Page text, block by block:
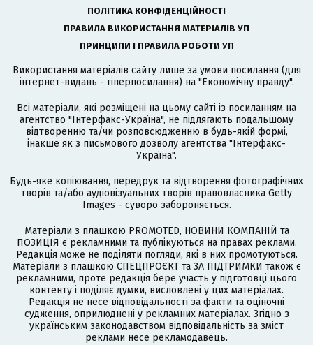
ПОЛІТИКА КОНФІДЕНЦІЙНОСТІ
ПРАВИЛА ВИКОРИСТАННЯ МАТЕРІАЛІВ УП
ПРИНЦИПИ І ПРАВИЛА РОБОТИ УП
Використання матеріалів сайту лише за умови посилання (для
інтернет-видань - гіперпосилання) на "Економічну правду".
Всі матеріали, які розміщені на цьому сайті із посиланням на
агентство "Інтерфакс-Україна", не підлягають подальшому
відтворенню та/чи розповсюдженню в будь-якій формі,
інакше як з письмового дозволу агентства "Інтерфакс-
Україна".
Будь-яке копіювання, передрук та відтворення фотографічних
творів та/або аудіовізуальних творів правовласника Getty
Images - суворо забороняється.
Матеріали з плашкою PROMOTED, НОВИНИ КОМПАНІЙ та
ПОЗИЦІЯ є рекламними та публікуються на правах реклами.
Редакція може не поділяти погляди, які в них промотуються.
Матеріали з плашкою СПЕЦПРОЄКТ та ЗА ПІДТРИМКИ також є
рекламними, проте редакція бере участь у підготовці цього
контенту і поділяє думки, висловлені у цих матеріалах.
Редакція не несе відповідальності за факти та оціночні
судження, оприлюднені у рекламних матеріалах. Згідно з
українським законодавством відповідальність за зміст
реклами несе рекламодавець.